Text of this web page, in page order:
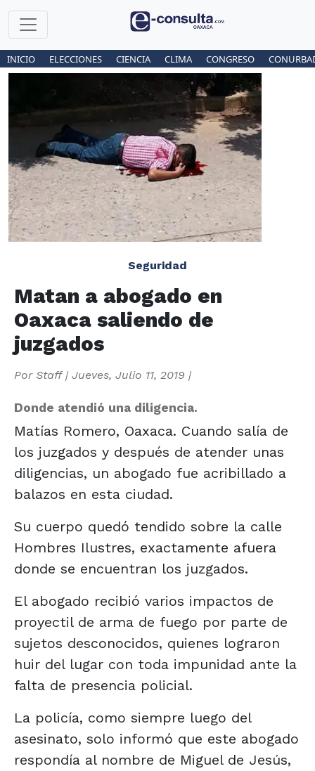
INICIO ELECCIONES CIENCIA CLIMA CONGRESO
Seguridad
Matan a abogado en
Oaxaca saliendo de
juzgados
Por Staff| Jueves, Julio 11, 2019 |
Donde atendió una diligencia.
Matías Romero, Oaxaca. Cuando salía de
los juzgados y después de atender unas
diligencias, un abogado fue acribillado a
balazos en esta ciudad.
Su cuerpo quedó tendido sobre la calle
Hombres Ilustres, exactamente afuera
donde se encuentran los juzgados.
El abogado recibió varios impactos de
proyectil de arma de fuego por parte de
sujetos desconocidos, quienes lograron
huir del lugar con toda impunidad ante la
falta de presencia policial.
La policía, como siempre luego del
asesinato, solo informó que este abogado
respondía al nombre de Miguel de Jesús,